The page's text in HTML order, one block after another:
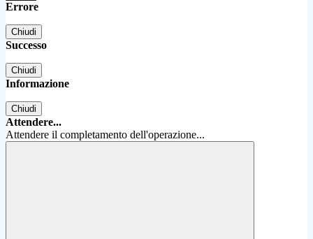
Errore
Chiudi
Successo
Chiudi
Informazione
Chiudi
Attendere...
Attendere il completamento dell'operazione...